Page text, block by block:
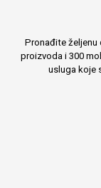
Pronađite željenu
proizvoda i 300
usluga koje